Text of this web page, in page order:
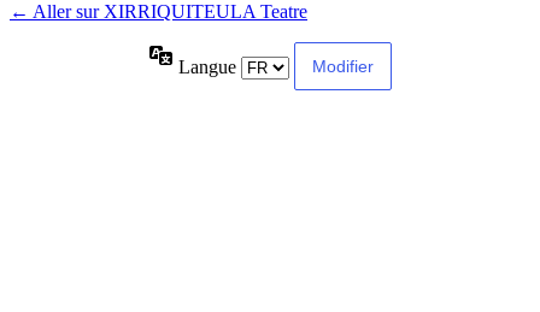
← Aller sur XIRRIQUITEULA Teatre
Langue